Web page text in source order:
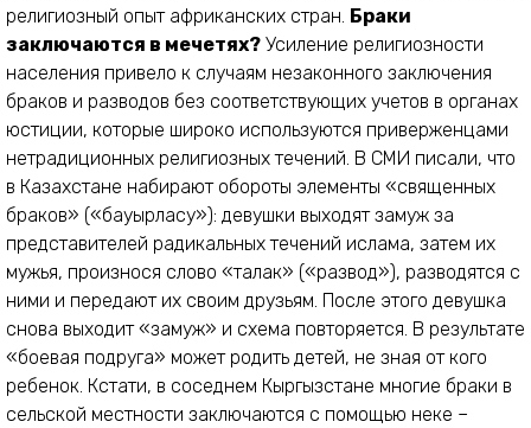
религиозный опыт африканских стран. Браки
заключаются в мечетях? Усиление религиозности
населения привело к случаям незаконного заключения
браков и разводов без соответствующих учетов в органах
юстиции, которые широко используются приверженцами
нетрадиционных религиозных течений. В СМИ писали, что
в Казахстане набирают обороты элементы «священных
браков» («бауырласу»): девушки выходят замуж за
представителей радикальных течений ислама, затем их
мужья, произнося слово «талак» («развод»), разводятся с
ними и передают их своим друзьям. После этого девушка
снова выходит «замуж» и схема повторяется. В результате
«боевая подруга» может родить детей, не зная от кого
ребенок. Кстати, в соседнем Кыргызстане многие браки в
сельской местности заключаются с помощью неке –